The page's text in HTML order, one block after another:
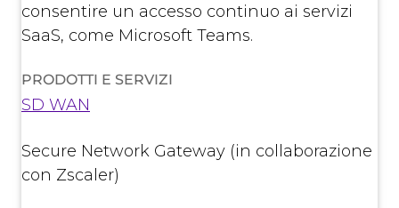
consentire un accesso continuo ai servizi
SaaS, come Microsoft Teams.
PRODOTTI E SERVIZI
SD WAN
Secure Network Gateway (in collaborazione
con Zscaler)